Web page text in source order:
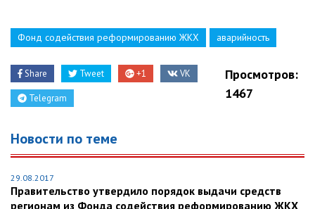
Фонд содействия реформированию ЖКХ аварийность
Share Tweet +1 VK
Telegram
Просмотров:
1467
Новости по теме
29.08.2017
Правительство утвердило порядок выдачи средств
регионам из Фонда содействия реформированию ЖКХ